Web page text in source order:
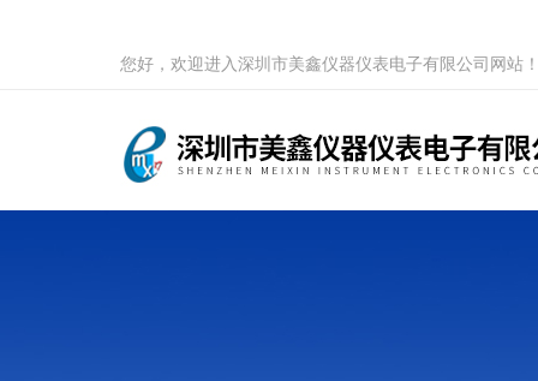
您好，欢迎进入深圳市美鑫仪器仪表电子有限公司网站